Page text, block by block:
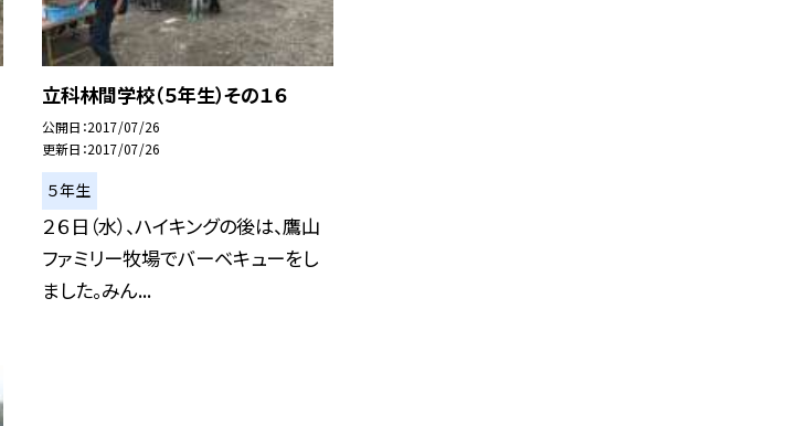
立科林間学校（５年生）その１６
公開日 2017/07/26
更新日 2017/07/26
５年生
２６日（水）、ハイキングの後は、鷹山
ファミリー牧場でバーベキューをし
ました。みん...